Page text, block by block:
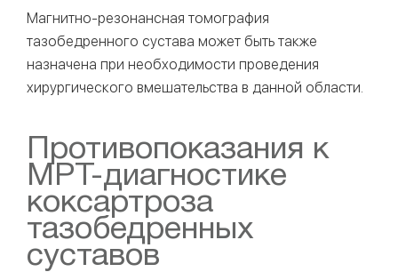
Магнитно-резонансная томография
тазобедренного сустава может быть также
назначена при необходимости проведения
хирургического вмешательства в данной области.
Противопоказания к
МРТ-диагностике
коксартроза
тазобедренных
суставов